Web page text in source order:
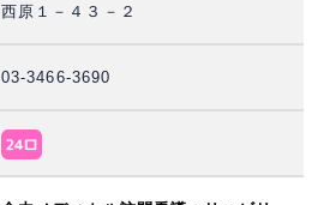
西原１－４３－２
03-3466-3690